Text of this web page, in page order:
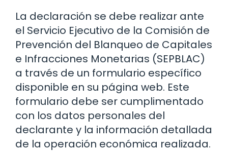
La declaración se debe realizar ante
el Servicio Ejecutivo de la Comisión de
Prevención del Blanqueo de Capitales
e Infracciones Monetarias (SEPBLAC)
a través de un formulario específico
disponible en su página web. Este
formulario debe ser cumplimentado
con los datos personales del
declarante y la información detallada
de la operación económica realizada.